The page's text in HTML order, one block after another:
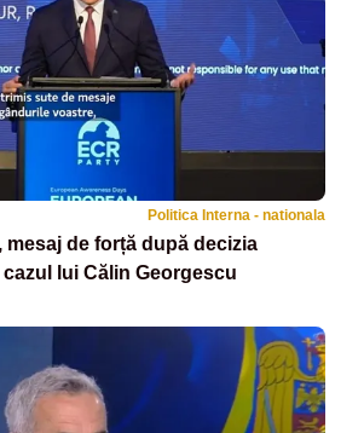
Politica Interna - nationala
mesaj de forță după decizia
lui Călin Georgescu